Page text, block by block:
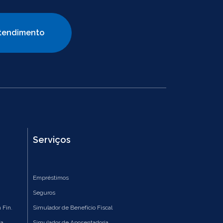
Fin.
Serviços
Empréstimos
Seguros
Simulador de Benefício Fiscal